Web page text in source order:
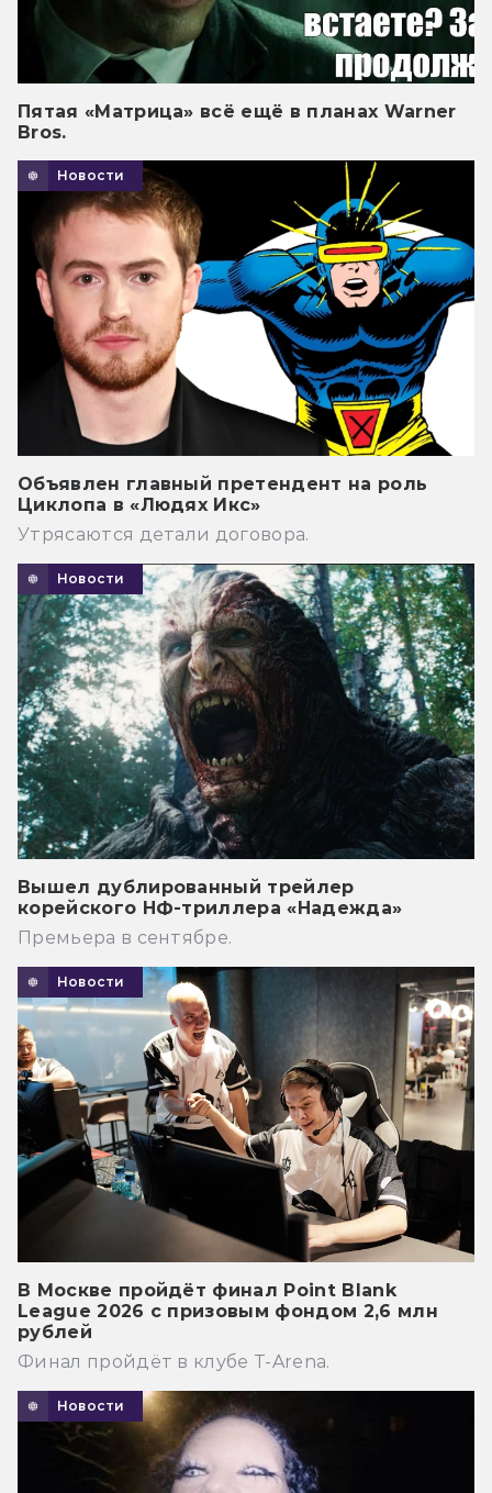
Пятая «Матрица» всё ещё в планах Warner
Bros.
Новости
Объявлен главный претендент на роль
Циклопа в «Людях Икс»
Утрясаются детали договора.
Новости
Вышел дублированный трейлер
корейского НФ-триллера «Надежда»
Премьера в сентябре.
Новости
В Москве пройдёт финал Point Blank
League 2026 с призовым фондом 2,6 млн
рублей
Финал пройдёт в клубе T-Arena.
Новости